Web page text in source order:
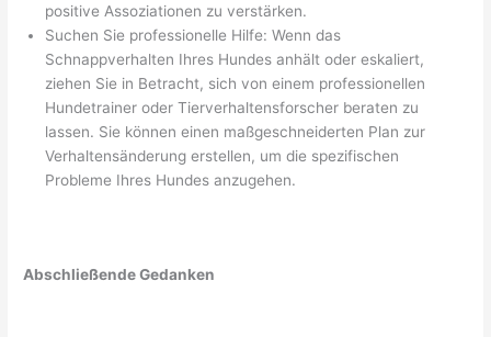
positive Assoziationen zu verstärken.
Suchen Sie professionelle Hilfe: Wenn das
Schnappverhalten Ihres Hundes anhält oder eskaliert,
ziehen Sie in Betracht, sich von einem professionellen
Hundetrainer oder Tierverhaltensforscher beraten zu
lassen. Sie können einen maßgeschneiderten Plan zur
Verhaltensänderung erstellen, um die spezifischen
Probleme Ihres Hundes anzugehen.
Abschließende Gedanken